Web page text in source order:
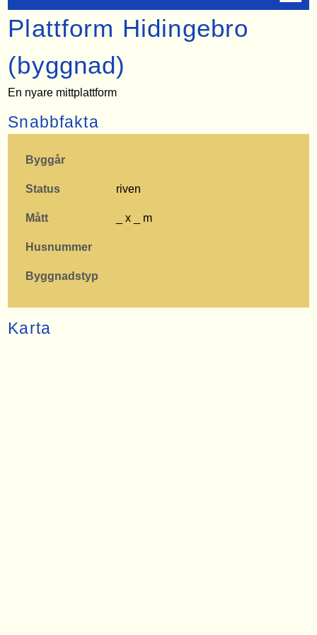
Plattform Hidingebro
(byggnad)
En nyare mittplattform
Snabbfakta
Byggår
Status riven
Mått _ x _ m
Husnummer
Byggnadstyp
Karta